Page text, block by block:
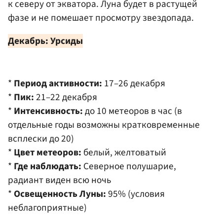
к северу от экватора. Луна будет в растущей
фазе и не помешает просмотру звездопада.
Декабрь: Урсиды
* Период активности: 17–26 декабря
* Пик:21–22 декабря
* Интенсивность:до 10 метеоров в час (в
отдельные годы возможны кратковременные
всплески до 20)
* Цвет метеоров: белый, желтоватый
* Где наблюдать: Северное полушарие,
радиант виден всю ночь
* Освещенность Луны:95% (условия
неблагоприятные)